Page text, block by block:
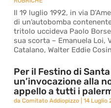
Il 19 luglio 1992, in via
di un’autobomba
tritolo uccideva Paolo
sua scorta – Emanuela Loi,
Catalano, Walter Eddie
Per il Festino di
un’invocazione alla
appello a tutti i
daComitato Addiopizzo |14 Luglio